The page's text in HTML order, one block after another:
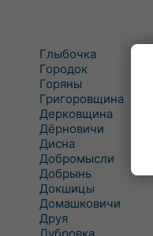
Глыбочка
Городок
Горяны
Григоровщина
Дерковщина
Дёрновичи
Дисна
Добромысли
Добрынь
Докшицы
Домашковичи
Друя